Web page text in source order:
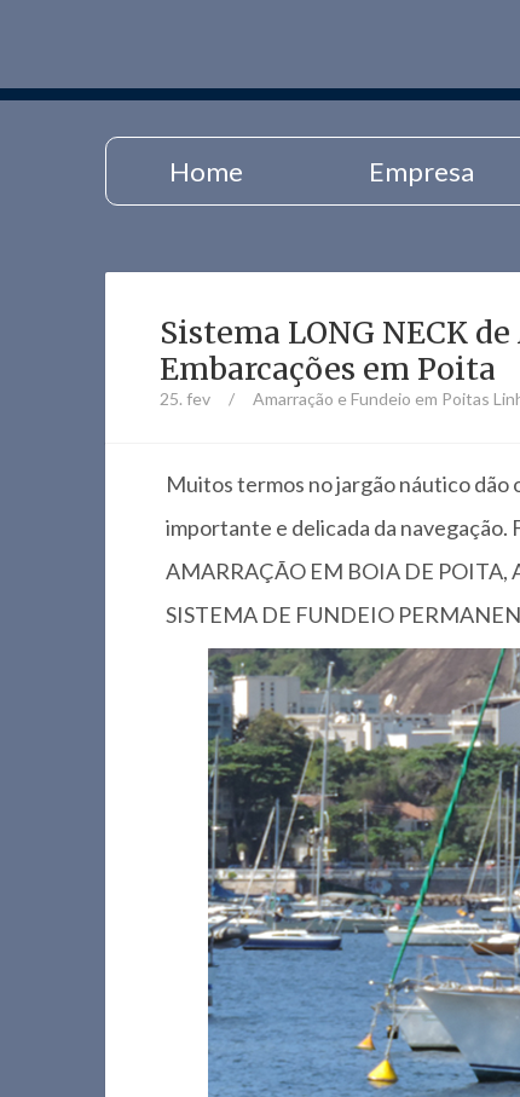
Home Empresa
Sistema LONG NECK
Embarcações em Poita
25. fev / Amarração e Fundeio em Poitas
Muitos termos no jargão náutico dão
importante e delicada da navegação.
AMARRAÇÃO EM BOIA DE
SISTEMA DE FUNDEIO